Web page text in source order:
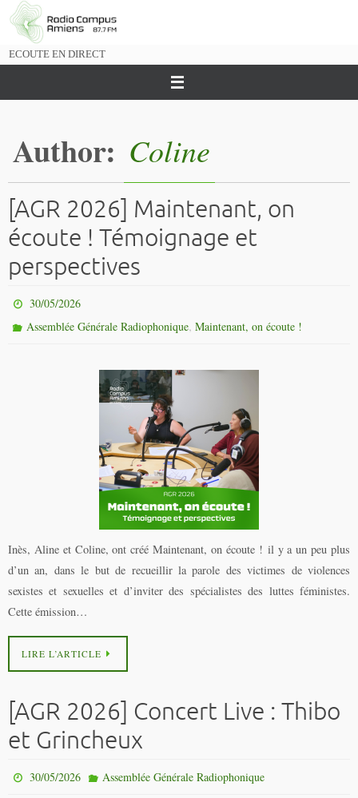
Passer
vers
ECOUTE EN DIRECT
Author: Coline
[AGR 2026] Maintenant, on
écoute ! Témoignage et
perspectives
30/05/2026
Assemblée Générale Radiophonique,Maintenant, on écoute !
Inès, Aline et Coline, ont créé Maintenant, on écoute ! il y a un peu plus
d’un an, dans le but de recueillir la parole des victimes de violences
sexistes et sexuelles et d’inviter des spécialistes des luttes féministes.
Cette émission…
LIRE L’ARTICLE
[AGR 2026] Concert Live : Thibo
et Grincheux
30/05/2026 Assemblée Générale Radiophonique